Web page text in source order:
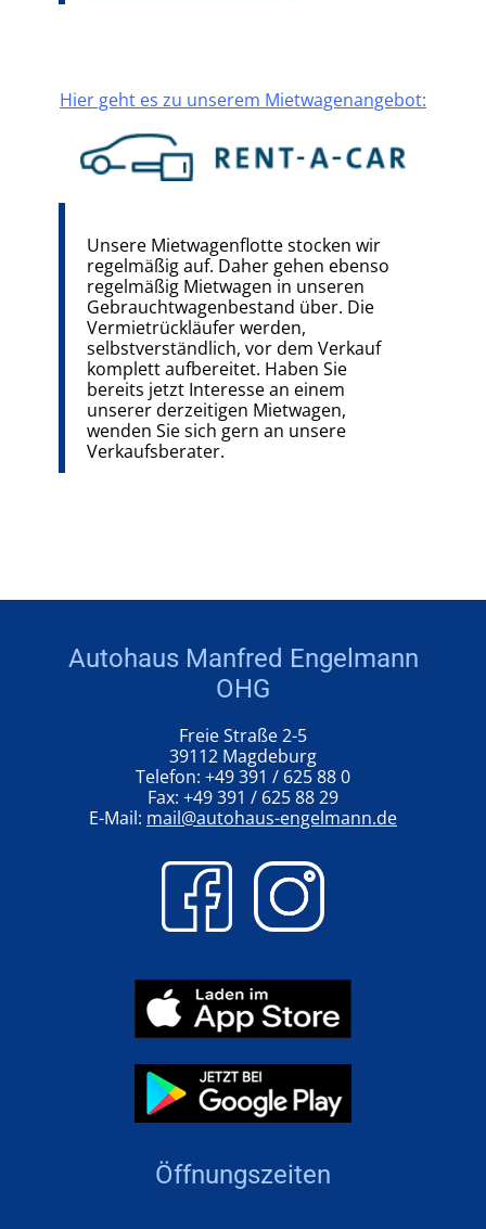
Hier geht es zu unserem Mietwagenangebot:
Unsere Mietwagenflotte stocken wir
regelmäßig auf. Daher gehen ebenso
regelmäßig Mietwagen in unseren
Gebrauchtwagenbestand über. Die
Vermietrückläufer werden,
selbstverständlich, vor dem Verkauf
komplett aufbereitet. Haben Sie
bereits jetzt Interesse an einem
unserer derzeitigen Mietwagen,
wenden Sie sich gern an unsere
Verkaufsberater.
Autohaus Manfred Engelmann
OHG
Freie Straße 2-5
39112 Magdeburg
Telefon: +49 391 / 625 88 0
Fax: +49 391 / 625 88 29
E-Mail: mail@autohaus-engelmann.de
Öffnungszeiten